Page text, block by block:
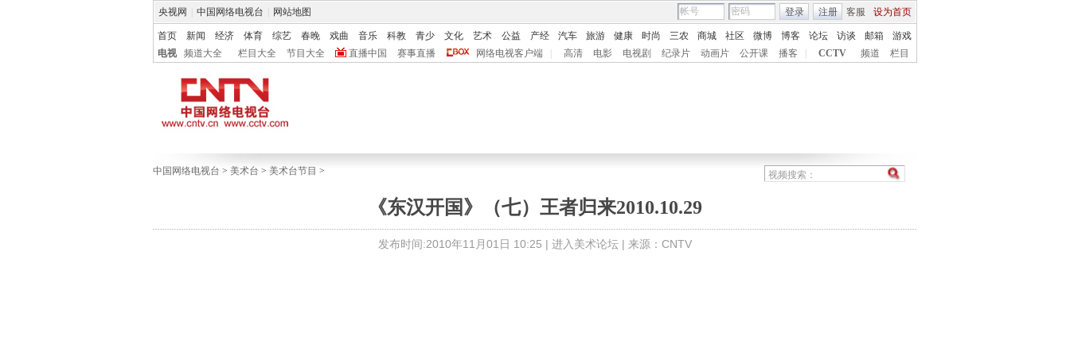
央视网 中国网络电视台 网站地图 客服 设为首页
登录 注册
首页 新闻 经济 体育 综艺 春晚 戏曲 音乐 科教 青少 文化 艺术 公益 产经 汽车 旅游 健康 时尚 三农 商城 社区 微博 博客 论坛 访谈 邮箱
游戏
电视
频道大全 栏目大全 节目大全 直播中国 赛事直播 网络电视客户端 高清 电影 电视剧 纪录片 动画片 公开课 播客 CCTV 频道 栏目
中国网络电视台 > 美术台 > 美术台节目 >
《东汉开国》（七）王者归来2010.10.29
发布时间:2010年11月01日 10:25 | 进入美术论坛 | 来源：CNTV